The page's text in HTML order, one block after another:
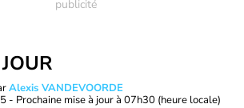
Alexis VANDEVOORDE
- Prochaine mise à jour à 07h30 (heure locale)